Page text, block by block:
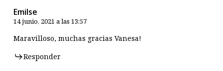
Emilse
14 junio, 2021 a las 13:57
Maravilloso, muchas gracias Vanesa!
Responder